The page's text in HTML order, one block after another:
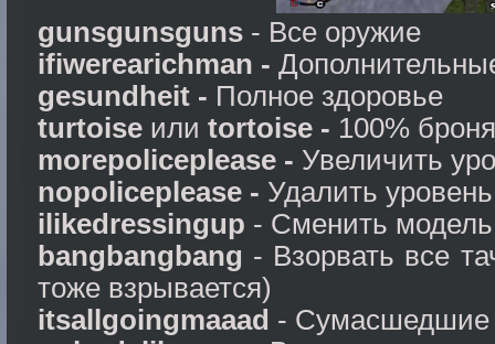
gunsgunsguns - Все оружие
ifiwerearichman -
gesundheit - Полное здоровье
turtoise или tortoise - 100% броня
morepoliceplease - Увеличить
nopoliceplease - Удалить
ilikedressingup - Сменить
bangbangbang - Взорвать все
тоже взрывается)
itsallgoingmaaad - Сумасшедшие